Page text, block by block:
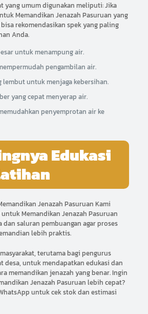
yang umum digunakan meliputi: Jika
Memandikan Jenazah Pasuruan yang
rekomendasikan spek yang paling
Anda.
untuk menampung air.
pengambilan air.
lembut untuk menjaga kebersihan.
yang cepat menyerap air.
penyemprotan air ke
Edukasi
Kami
Memandikan Jenazah Pasuruan
dan saluran pembuangan agar proses
lebih praktis.
terutama bagi pengurus
desa, untuk mendapatkan edukasi dan
memandikan jenazah yang benar. Ingin
Jenazah Pasuruan lebih cepat?
untuk cek stok dan estimasi